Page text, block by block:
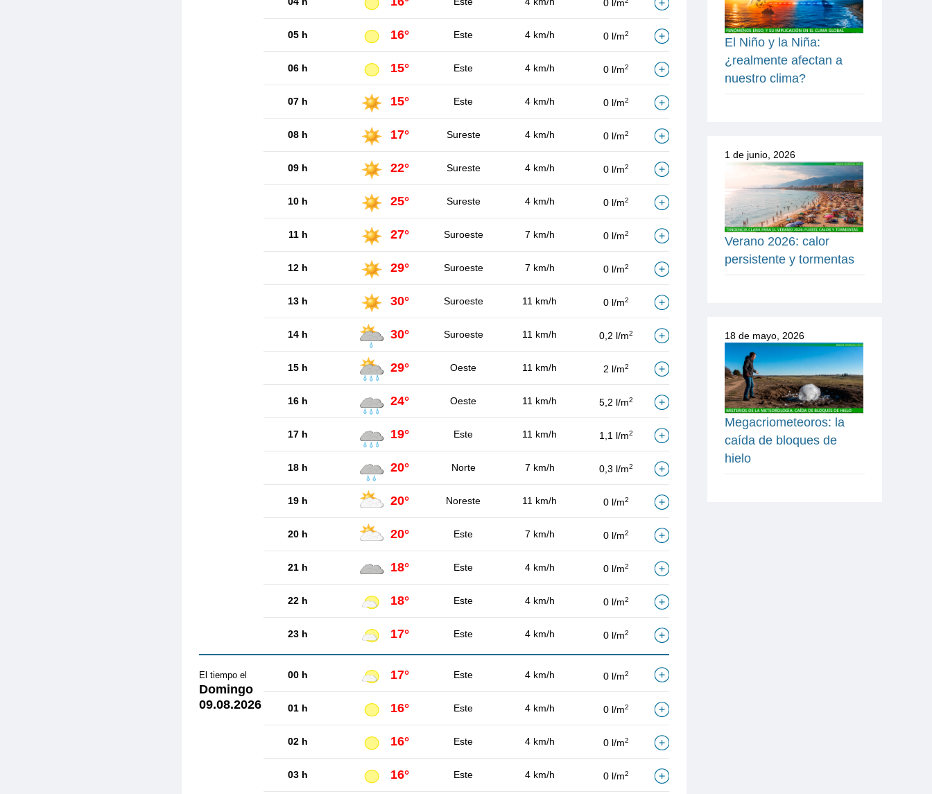
0 l/m
05 h 16° Este 4 km/h 0 l/m2
06 h 15° Este 4 km/h 0 l/m2
07 h 15° Este 4 km/h 0 l/m2
08 h 17° Sureste 4 km/h 0 l/m2
09 h 22° Sureste 4 km/h 0 l/m2
10 h 25° Sureste 4 km/h 0 l/m2
11 h 27° Suroeste 7 km/h 0 l/m2
12 h 29° Suroeste 7 km/h 0 l/m2
13 h 30° Suroeste 11 km/h 0 l/m2
14 h 30° Suroeste 11 km/h 0,2 l/m2
15 h 29° Oeste 11 km/h 2 l/m2
16 h 24° Oeste 11 km/h 5,2 l/m2
17 h 19° Este 11 km/h 1,1 l/m2
18 h 20° Norte 7 km/h 0,3 l/m2
19 h 20° Noreste 11 km/h 0 l/m2
20 h 20° Este 7 km/h 0 l/m2
21 h 18° Este 4 km/h 0 l/m2
22 h 18° Este 4 km/h 0 l/m2
23 h 17° Este 4 km/h 0 l/m2
El tiempo el
Domingo
09.08.2026
00 h 17° Este 4 km/h 0 l/m2
01 h 16° Este 4 km/h 0 l/m2
02 h 16° Este 4 km/h 0 l/m2
03 h 16° Este 4 km/h 0 l/m2
El Niño y la Niña:
¿realmente afectan a
nuestro clima?
1 de junio, 2026
Verano 2026: calor
persistente y tormentas
18 de mayo, 2026
Megacriometeoros: la
caída de bloques de
hielo